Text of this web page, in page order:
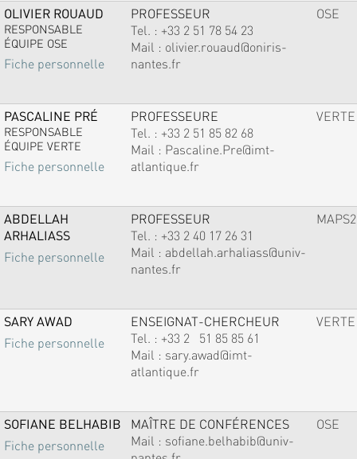
OLIVIER ROUAUD
RESPONSABLE
ÉQUIPE OSE
Fiche personnelle
PROFESSEUR
Tel. : +33 2 51 78 54 23
Mail : olivier.rouaud@oniris-
nantes.fr
OSE
PASCALINE PRÉ
RESPONSABLE
ÉQUIPE VERTE
Fiche personnelle
PROFESSEURE
Tel. : +33 2 51 85 82 68
Mail : Pascaline.Pre@imt-
atlantique.fr
VERTE
ABDELLAH
ARHALIASS
Fiche personnelle
PROFESSEUR
Tel. : +33 2 40 17 26 31
Mail : abdellah.arhaliass@univ-
nantes.fr
MAPS2
SARY AWAD
Fiche personnelle
ENSEIGNAT-CHERCHEUR
Tel. : +33 2 51 85 85 61
Mail : sary.awad@imt-
atlantique.fr
VERTE
SOFIANE BELHABIB
Fiche personnelle
MAÎTRE DE CONFÉRENCES
Mail : sofiane.belhabib@univ-
OSE